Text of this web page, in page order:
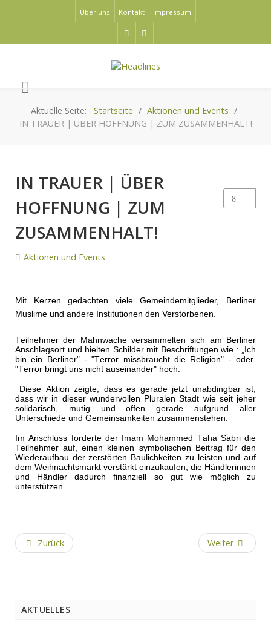
Über uns Kontakt Impressum
Aktuelle Seite: Startseite
Aktionen und Events
IN TRAUER | ÜBER HOFFNUNG | ZUM ZUSAMMENHALT!
IN TRAUER | ÜBER
HOFFNUNG | ZUM
ZUSAMMENHALT!
Aktionen und Events
Mit Kerzen gedachten viele Gemeindemitglieder, Berliner
Muslime und andere Institutionen den Verstorbenen.
Teilnehmer der Mahnwache versammelten sich am Berliner
Anschlagsort und hielten Schilder mit Beschriftungen wie : „Ich
bin ein Berliner" - "Terror missbraucht die Religion" - oder
"Terror bringt uns nicht auseinander" hoch.
Diese Aktion zeigte, dass es gerade jetzt unabdingbar ist,
dass wir in dieser wundervollen Pluralen Stadt wie seit jeher
solidarisch, mutig und offen gerade aufgrund aller
Unterschiede und Gemeinsamkeiten zusammenstehen.
Im Anschluss forderte der Imam Mohammed Taha Sabri die
Teilnehmer auf, einen kleinen symbolischen Beitrag für den
Wiederaufbau der zerstörten Baulichkeiten zu leisten und auf
dem Weihnachtsmarkt verstärkt einzukaufen, die Händlerinnen
und Händler dadurch finanziell so gut wie möglich zu
unterstützen.
Zurück Weiter
AKTUELLES